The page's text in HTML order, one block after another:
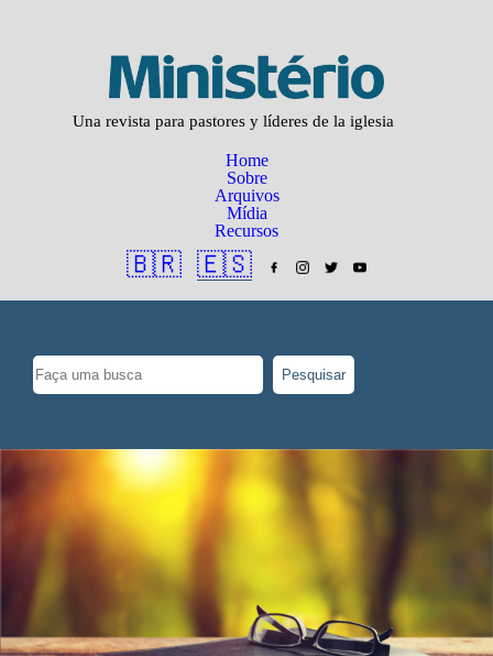
Una revista para pastores y líderes de la iglesia
Home
Sobre
Arquivos
Mídia
Recursos
🇧🇷 🇪🇸
Pesquisar